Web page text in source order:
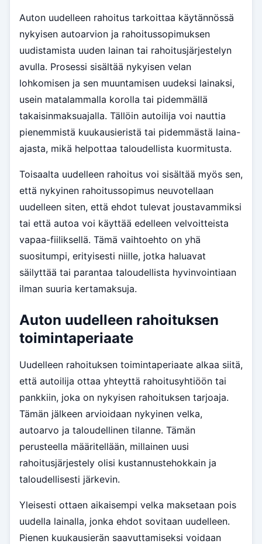
Auton uudelleen rahoitus tarkoittaa käytännössä
nykyisen autoarvion ja rahoitussopimuksen
uudistamista uuden lainan tai rahoitusjärjestelyn
avulla. Prosessi sisältää nykyisen velan
lohkomisen ja sen muuntamisen uudeksi lainaksi,
usein matalammalla korolla tai pidemmällä
takaisinmaksuajalla. Tällöin autoilija voi nauttia
pienemmistä kuukausieristä tai pidemmästä laina-
ajasta, mikä helpottaa taloudellista kuormitusta.
Toisaalta uudelleen rahoitus voi sisältää myös sen,
että nykyinen rahoitussopimus neuvotellaan
uudelleen siten, että ehdot tulevat joustavammiksi
tai että autoa voi käyttää edelleen velvoitteista
vapaa-fiiliksellä. Tämä vaihtoehto on yhä
suositumpi, erityisesti niille, jotka haluavat
säilyttää tai parantaa taloudellista hyvinvointiaan
ilman suuria kertamaksuja.
Auton uudelleen rahoituksen
toimintaperiaate
Uudelleen rahoituksen toimintaperiaate alkaa siitä,
että autoilija ottaa yhteyttä rahoitusyhtiöön tai
pankkiin, joka on nykyisen rahoituksen tarjoaja.
Tämän jälkeen arvioidaan nykyinen velka,
autoarvo ja taloudellinen tilanne. Tämän
perusteella määritellään, millainen uusi
rahoitusjärjestely olisi kustannustehokkain ja
taloudellisesti järkevin.
Yleisesti ottaen aikaisempi velka maksetaan pois
uudella lainalla, jonka ehdot sovitaan uudelleen.
Pienen kuukausierän saavuttamiseksi voidaan